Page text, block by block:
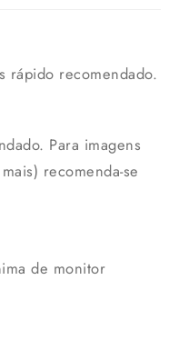
rápido recomendado.
Para imagens
recomenda-se
de monitor